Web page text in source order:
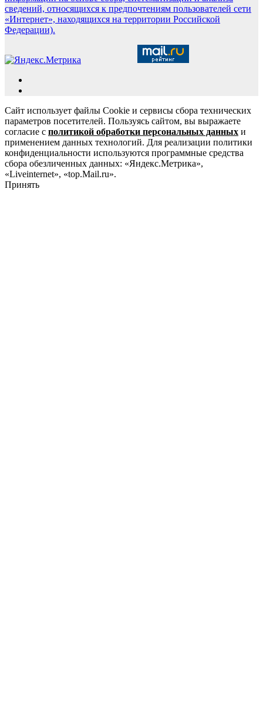
сведений, относящихся к предпочтениям пользователей сети
«Интернет», находящихся на территории Российской
Федерации).
Сайт использует файлы Cookie и сервисы сбора технических
параметров посетителей. Пользуясь сайтом, вы выражаете
согласие с политикой обработки персональных данных и
применением данных технологий. Для реализации политики
конфиденциальности используются программные средства
сбора обезличенных данных: «Яндекс.Метрика»,
«Liveinternet», «top.Mail.ru».
Принять